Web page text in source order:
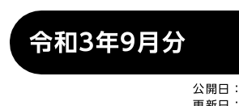
令和3年9月分
公開日：